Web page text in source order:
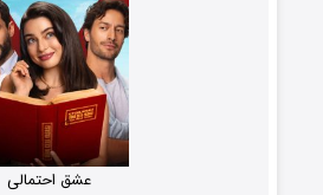
عشق احتمالی